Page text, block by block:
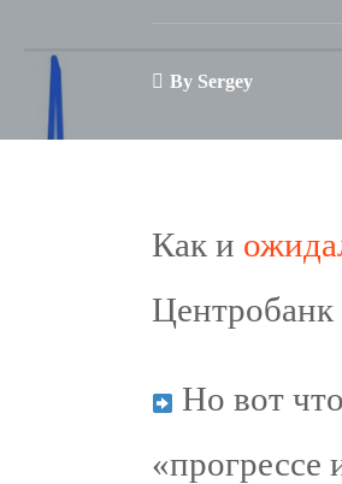
By Sergey
Как и
Центробанк
Но вот
«прогрессе